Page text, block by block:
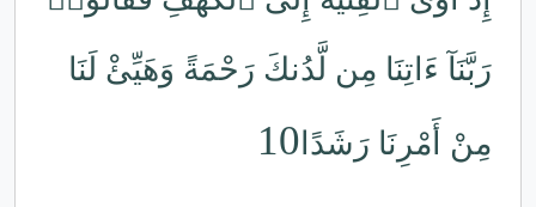
رَبَّنَآ ءَاتِنَا مِن لَّدُنكَ رَحْمَةً وَهَيِّئْ لَنَا
مِنْ أَمْرِنَا رَشَدًا 10